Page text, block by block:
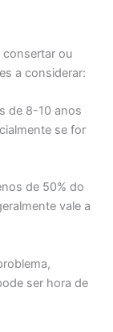
consertar ou
a considerar:
de 8-10 anos
se for
de 50% do
vale a
ser hora de